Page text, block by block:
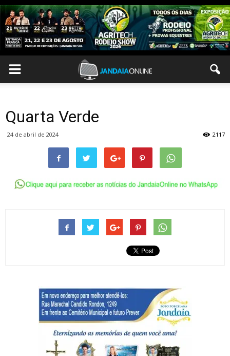
Quarta Verde
24 de abril de 2024 2117